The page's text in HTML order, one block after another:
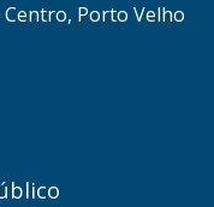
Porto Velho